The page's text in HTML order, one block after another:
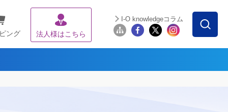
ング 法人様はこちら
I-O knowledgeコラム